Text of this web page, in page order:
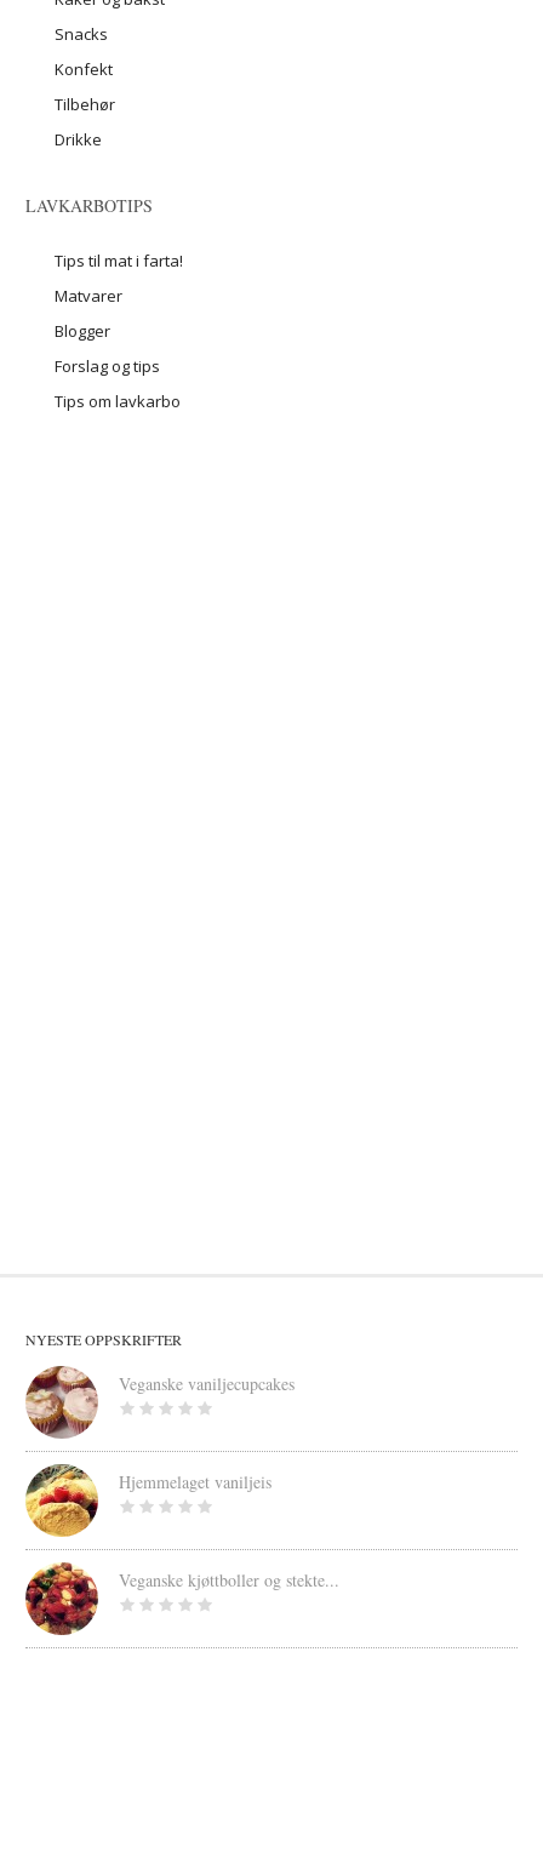
Snacks
Konfekt
Tilbehør
Drikke
LAVKARBOTIPS
Tips til mat i farta!
Matvarer
Blogger
Forslag og tips
Tips om lavkarbo
NYESTE OPPSKRIFTER
Veganske vaniljecupcakes
Hjemmelaget vaniljeis
Veganske kjøttboller og stekte...